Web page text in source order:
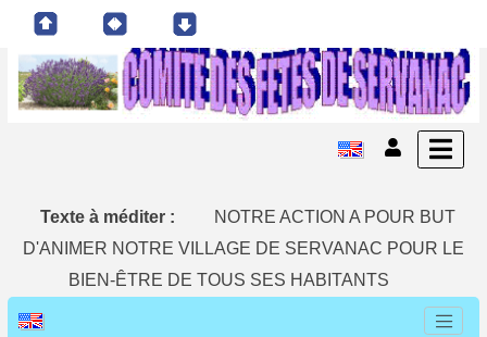
Texte à méditer :
NOTRE ACTION A POUR BUT
D'ANIMER NOTRE VILLAGE DE SERVANAC POUR LE
BIEN-ÊTRE DE TOUS SES HABITANTS